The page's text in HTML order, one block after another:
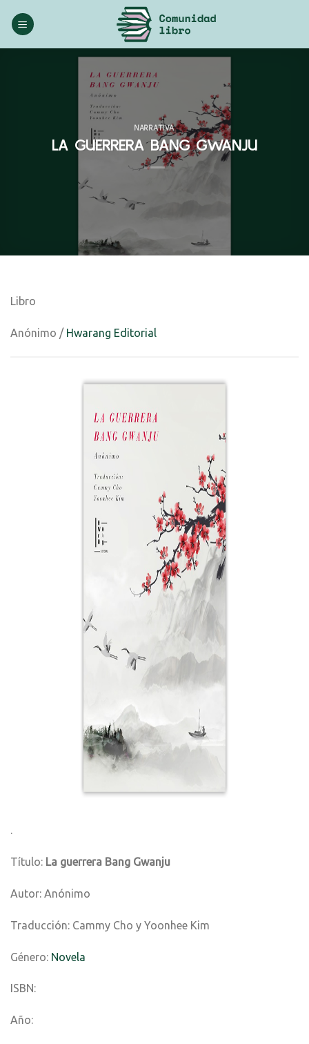
NARRATIVA
LA GUERRERA BANG GWANJU
Libro
Anónimo / Hwarang Editorial
.
Título: La guerrera Bang Gwanju
Autor: Anónimo
Traducción: Cammy Cho y Yoonhee Kim
Género: Novela
ISBN:
Año: